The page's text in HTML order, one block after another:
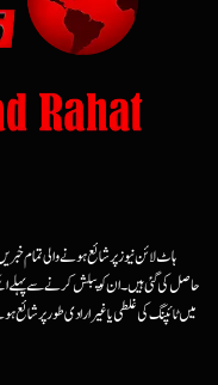
ہاٹ لائن نیوز پر شائع ہونے والی تمام
حاصل کی گئی ہیں۔ ان کو پبلش کرنے سے پہلے
میں ٹائپنگ کی غلطی یا غیرارادی طور پر شائع